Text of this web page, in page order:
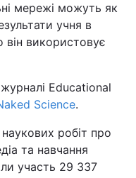
мережі можуть як
учня в
він використовує
Educational
Science.
робіт про
та навчання
участь 29 337